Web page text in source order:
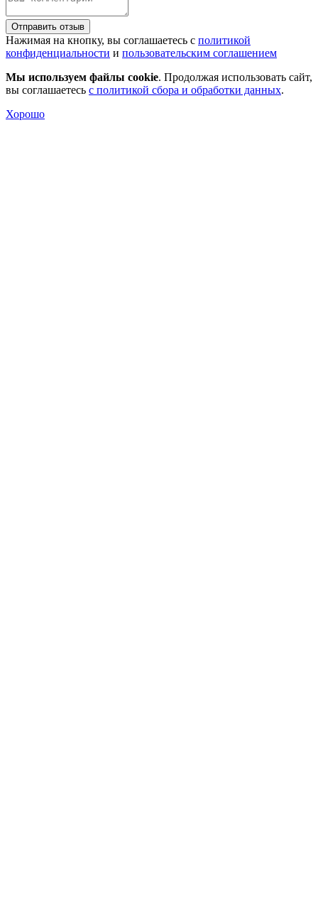
Отправить отзыв
Нажимая на кнопку, вы соглашаетесь с политикой
конфиденциальности и пользовательским соглашением
Мы используем файлы cookie. Продолжая использовать сайт,
вы соглашаетесь с политикой сбора и обработки данных.
Хорошо